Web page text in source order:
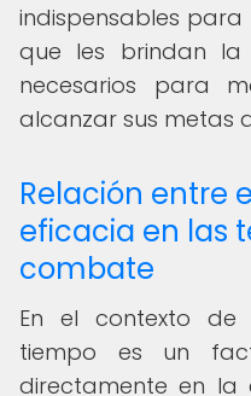
indispensables para
que les brindan
necesarios para
alcanzar sus metas
Relación entre
eficacia en las
combate
En el contexto de
tiempo es un
directamente en la